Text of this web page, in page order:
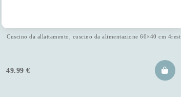
Cuscino da allattamento, cuscino da alimentazione 60×40 cm 4rest
49.99 €